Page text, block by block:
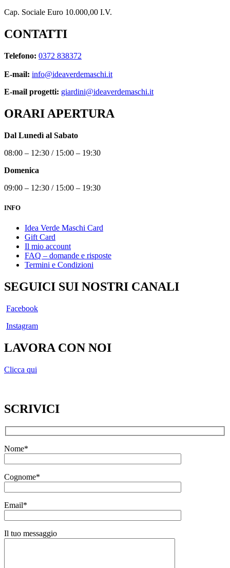
Cap. Sociale Euro 10.000,00 I.V.
CONTATTI
Telefono: 0372 838372
E-mail: info@ideaverdemaschi.it
E-mail progetti: giardini@ideaverdemaschi.it
ORARI APERTURA
Dal Lunedì al Sabato
08:00 – 12:30 / 15:00 – 19:30
Domenica
09:00 – 12:30 / 15:00 – 19:30
INFO
Idea Verde Maschi Card
Gift Card
Il mio account
FAQ – domande e risposte
Termini e Condizioni
SEGUICI SUI NOSTRI CANALI
Facebook
Instagram
LAVORA CON NOI
Clicca qui
SCRIVICI
Nome*
Cognome*
Email*
Il tuo messaggio